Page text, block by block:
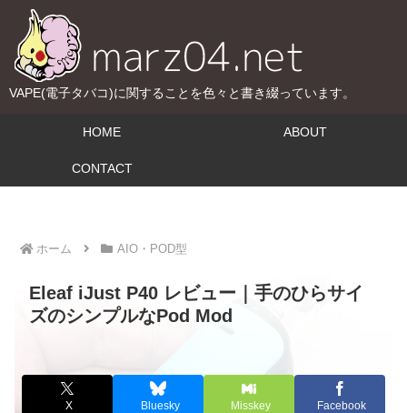
VAPE(電子タバコ)に関することを色々と書き綴っています。
HOME ABOUT
CONTACT
ホーム AIO・POD型
Eleaf iJust P40 レビュー｜手のひらサイ
ズのシンプルなPod Mod
X Bluesky Misskey Facebook